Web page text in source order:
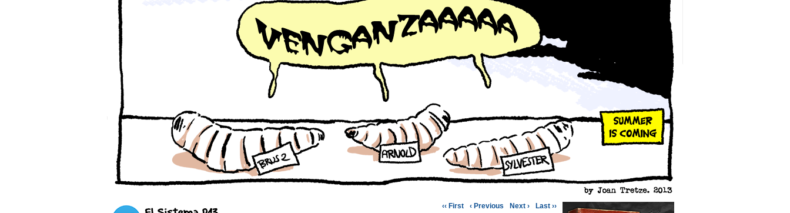
‹‹ First ‹ Previous Next › Last ››